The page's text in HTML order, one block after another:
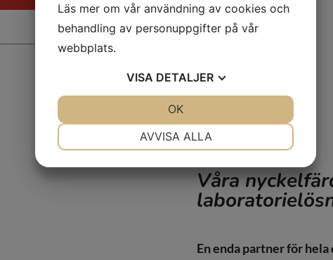
Våra
En enda partner för
Läs mer om vår användning av cookies och
behandling av personuppgifter på vår
webbplats.
VISA DETALJER
STATISTIK
AVVISA ALLA
OK